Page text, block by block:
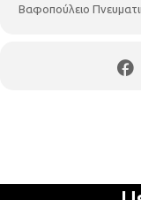
Για
1 φωτογραφία ή
Το εργαστήρι είναι
Βαφοπούλειο